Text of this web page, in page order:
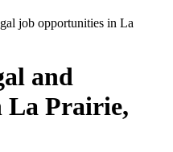
job opportunities in La
and
La Prairie,